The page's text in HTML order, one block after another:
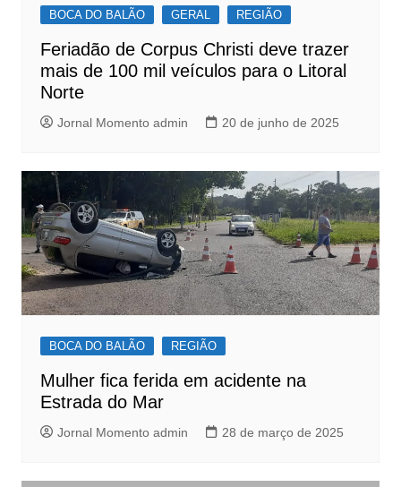
BOCA DO BALÃO GERAL REGIÃO
Feriadão de Corpus Christi deve trazer
mais de 100 mil veículos para o Litoral
Norte
Jornal Momento admin 20 de junho de 2025
BOCA DO BALÃO REGIÃO
Mulher fica ferida em acidente na
Estrada do Mar
Jornal Momento admin 28 de março de 2025